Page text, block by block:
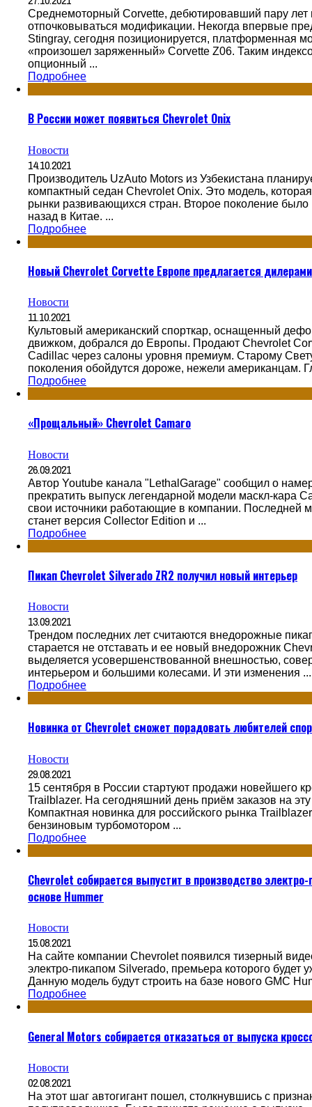
Среднемоторный Corvette, дебютировавший пару лет
отпочковываться модификации. Некогда впервые
Stingray, сегодня позиционируется, платформенная
«произошел заряженный» Corvette Z06. Таким
опционный ...
Подробнее
В России может появиться Chevrolet Onix
Новости
14.10.2021
Производитель UzAuto Motors из Узбекистана
компактный седан Chevrolet Onix. Это модель,
рынки развивающихся стран. Второе поколение было
назад в Китае. ...
Подробнее
Новый Chevrolet Corvette Европе предлагается
Новости
11.10.2021
Культовый американский спорткар, оснащенный
движком, добрался до Европы. Продают Chevrolet
Cadillac через салоны уровня премиум. Старому
поколения обойдутся дороже, нежели американцам.
Подробнее
«Прощальный» Chevrolet Camaro
Новости
26.09.2021
Автор Youtube канала "LethalGarage" сообщил о
прекратить выпуск легендарной модели маскл-кара
свои источники работающие в компании. Последней
станет версия Collector Edition и ...
Подробнее
Пикап Chevrolet Silverado ZR2 получил новый интерьер
Новости
13.09.2021
Трендом последних лет считаются внедорожные
старается не отставать и ее новый внедорожник
выделяется усовершенствованной внешностью,
интерьером и большими колесами. И эти изменения ...
Подробнее
Новинка от Chevrolet сможет порадовать любителей
Новости
29.08.2021
15 сентября в России стартуют продажи новейшего
Trailblazer. На сегодняшний день приём заказов на
Компактная новинка для российского рынка
бензиновым турбомотором ...
Подробнее
Chevrolet собирается выпустит в производство
основе Hummer
Новости
15.08.2021
На сайте компании Chevrolet появился тизерный
электро-пикапом Silverado, премьера которого будет
Данную модель будут строить на базе нового GMC
Подробнее
General Motors собирается отказаться от выпуска
Новости
02.08.2021
На этот шаг автогигант пошел, столкнувшись с